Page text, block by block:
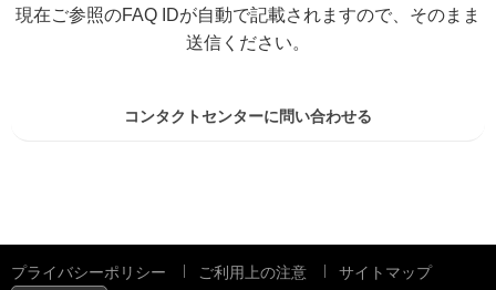
現在ご参照のFAQ IDが自動で記載されますので、そのまま
送信ください。
コンタクトセンターに問い合わせる
プライバシーポリシー ご利用上の注意 サイトマップ